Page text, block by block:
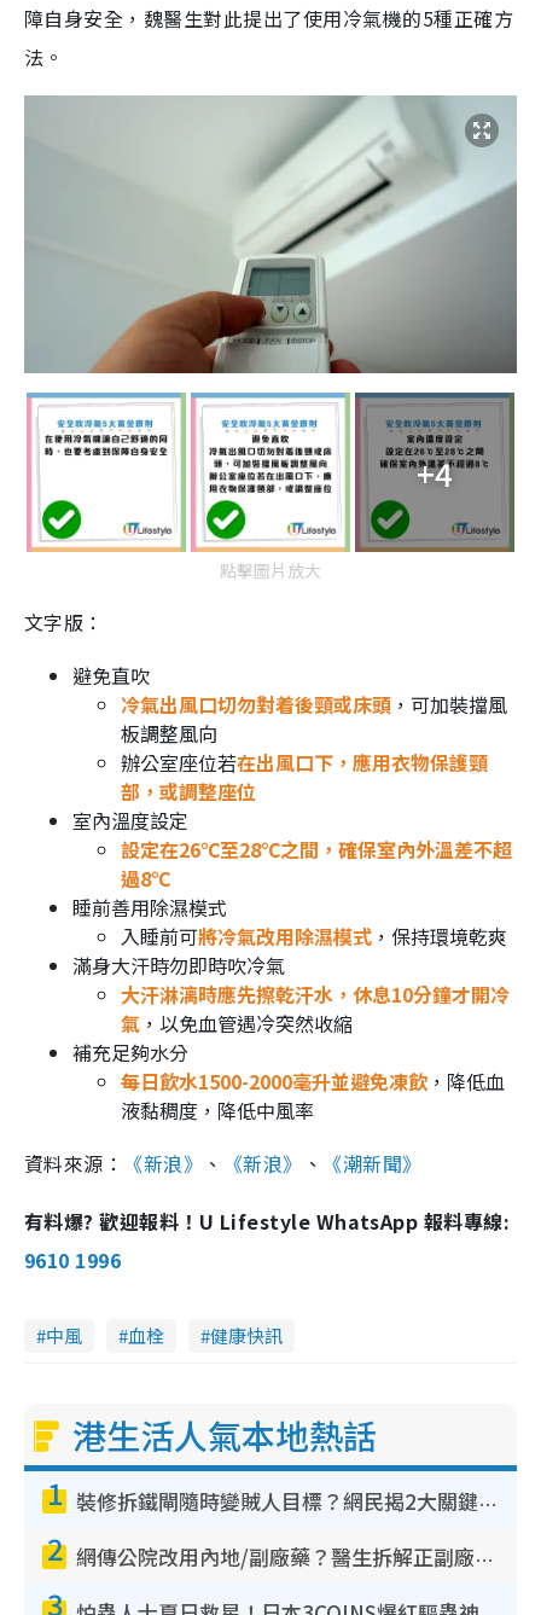
障自身安全，魏醫生對此提出了使用冷氣機的5種正確方
法。
+4
點擊圖片放大
文字版：
避免直吹
冷氣出風口切勿對着後頸或床頭 ，可加裝擋風
板調整風向
辦公室座位若在出風口下，應用衣物保護頸
部，或調整座位
室內溫度設定
設定在26℃至28℃之間，確保室內外溫差不超
過8℃
睡前善用除濕模式
入睡前可將冷氣改用除濕模式 ，保持環境乾爽
滿身大汗時勿即時吹冷氣
大汗淋漓時應先擦乾汗水，休息10分鐘才開冷
氣 ，以免血管遇冷突然收縮
補充足夠水分
每日飲水1500-2000毫升並避免凍飲 ，降低血
液黏稠度，降低中風率
資料來源： 《新浪》 、 《新浪》 、 《潮新聞》
有料爆? 歡迎報料！U Lifestyle WhatsApp 報料專線:
9610 1996
中風 血栓 健康快訊
港生活人氣本地熱話
1 裝修拆鐵閘隨時變賊人目標？網民揭2大關鍵用途：裝新式等於白裝？附新舊鐵閘分別
2 網傳公院改用內地/副廠藥？醫生拆解正副廠分別 揭4類人換藥隨時出事
3